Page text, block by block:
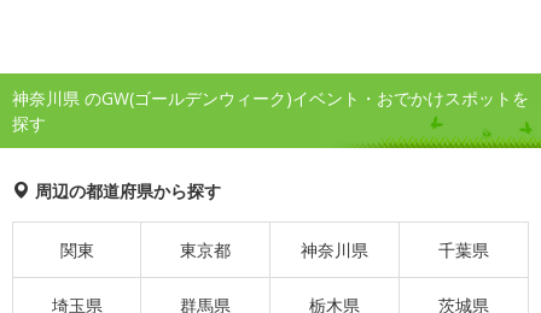
神奈川県 のGW(ゴールデンウィーク)イベント・おでかけスポットを
探す
周辺の都道府県から探す
関東 東京都 神奈川県 千葉県
埼玉県 群馬県 栃木県 茨城県